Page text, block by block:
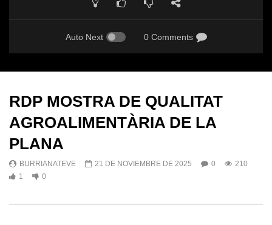
Auto Next 0 Comments
RDP MOSTRA DE QUALITAT
AGROALIMENTÀRIA DE LA
PLANA
BURRIANATEVE 21 DE NOVIEMBRE DE 2025 0
210
1
0